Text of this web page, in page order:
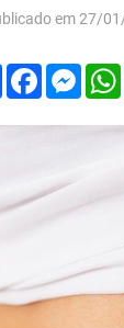
em 27/
Compartilhar
Facebook